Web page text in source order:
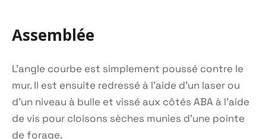
Assemblée
L'angle courbe est simplement poussé contre le
mur. Il est ensuite redressé à l'aide d'un laser ou
d'un niveau à bulle et vissé aux côtés ABA à l'aide
de vis pour cloisons sèches munies d'une pointe
de forage.